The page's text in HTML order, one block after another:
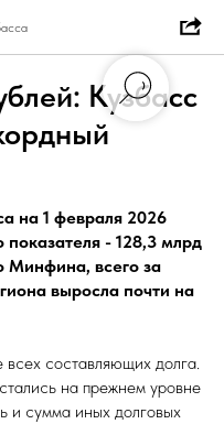
Кузбасс
на 1 февраля 2026
показателя - 128,3 млрд
Минфина, всего за
выросла почти на
составляющих долга.
на прежнем уровне
и сумма иных долговых